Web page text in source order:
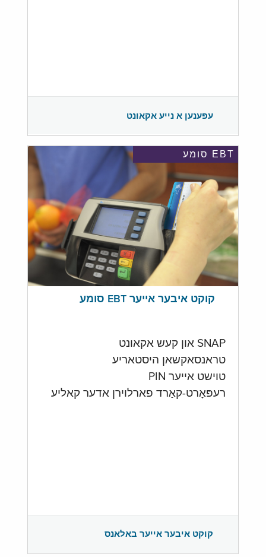
עפענען א נייע אקאונט
EBT סומע
קוקט איבער אייער EBT סומע
SNAP און קעש אקאונט
טראנסאקשאן היסטאריע
טוישט אייער PIN
רעפּאָרט-קאַרד פארלוירן אדער קאליע
קוקט איבער אייער באלאנס